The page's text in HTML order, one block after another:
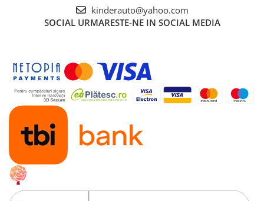
kinderauto@yahoo.com
SOCIAL URMARESTE-NE IN SOCIAL MEDIA